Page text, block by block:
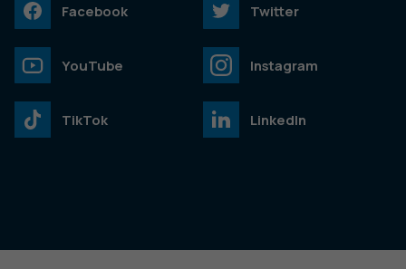
Facebook Twitter
YouTube Instagram
TikTok LinkedIn